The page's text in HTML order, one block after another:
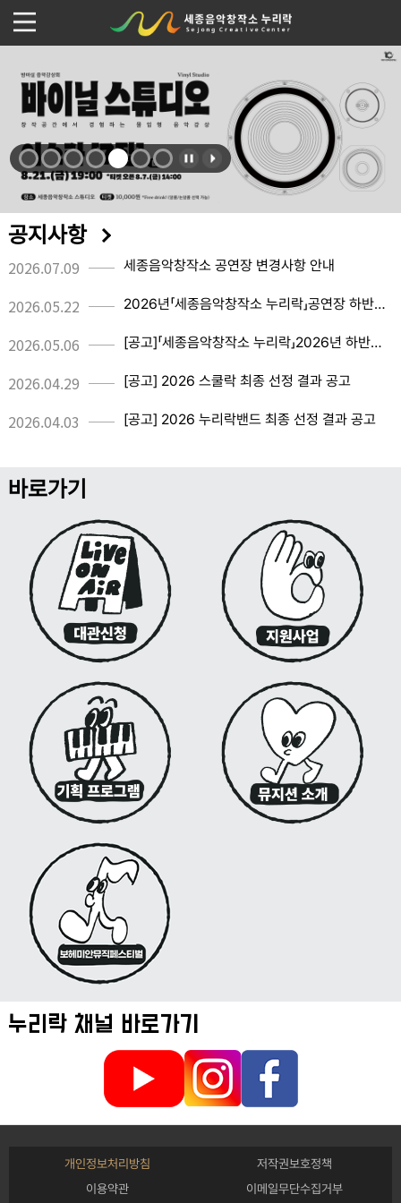
공지사항
2026.07.09 세종음악창작소 공연장 변경사항 안내
2026.05.22 2026년「세종음악창작소 누리락」공연장 하반기 정기대관 승인 공고
2026.05.06 [공고]「세종음악창작소 누리락」2026년 하반기 대관 신청 공고
2026.04.29 [공고] 2026 스쿨락 최종 선정 결과 공고
2026.04.03 [공고] 2026 누리락밴드 최종 선정 결과 공고
바로가기
누리락 채널 바로가기
개인정보처리방침
저작권보호정책
이용약관
이메일무단수집거부